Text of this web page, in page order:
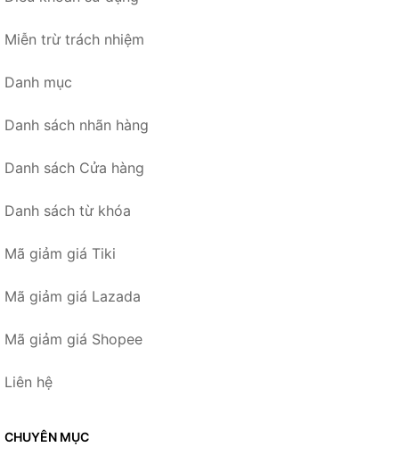
Miễn trừ trách nhiệm
Danh mục
Danh sách nhãn hàng
Danh sách Cửa hàng
Danh sách từ khóa
Mã giảm giá Tiki
Mã giảm giá Lazada
Mã giảm giá Shopee
Liên hệ
CHUYÊN MỤC